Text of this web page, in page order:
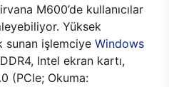
M600’de kullanıcılar
Yüksek
sunan işlemciye Windows
Intel ekran kartı,
(PCle; Okuma: